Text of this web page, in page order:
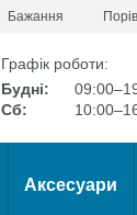
Бажання
Графік роботи:
Будні:
Сб:
Аксесуари